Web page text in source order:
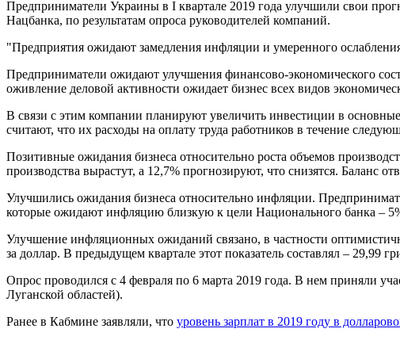
Предприниматели Украины в I квартале 2019 года улучшили свои
Нацбанка, по результатам опроса руководителей компаний.
"Предприятия ожидают замедления инфляции и умеренного
Предприниматели ожидают улучшения финансово-экономического
оживление деловой активности ожидает бизнес всех видов
В связи с этим компании планируют увеличить инвестиции в
считают, что их расходы на оплату труда работников в течение
Позитивные ожидания бизнеса относительно роста объемов
производства вырастут, а 12,7% прогнозируют, что снизятся. Баланс
Улучшились ожидания бизнеса относительно инфляции.
которые ожидают инфляцию близкую к цели Национального банка –
Улучшение инфляционных ожиданий связано, в частности
за доллар. В предыдущем квартале этот показатель составлял – 29,99
Опрос проводился с 4 февраля по 6 марта 2019 года. В нем приняли
Луганской областей).
Ранее в Кабмине заявляли, что уровень зарплат в 2019 году в